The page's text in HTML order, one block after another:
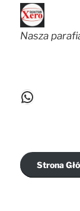
Nasza
Strona